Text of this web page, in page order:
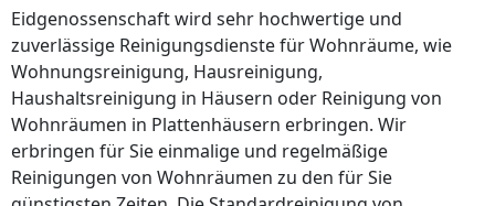
Eidgenossenschaftwird sehr hochwertige und
zuverlässige Reinigungsdienste für Wohnräume, wie
Wohnungsreinigung, Hausreinigung,
Haushaltsreinigung in Häusern oder Reinigung von
Wohnräumen in Plattenhäusern erbringen. Wir
erbringen für Sie einmalige und regelmäßige
Reinigungen von Wohnräumen zu den für Sie